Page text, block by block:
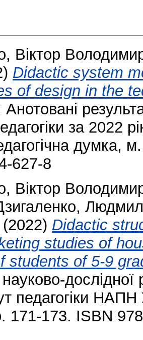
Віктор
Didactic system
of design in the
Анотовані
за 2022
думка,
627-8
Віктор
(2022) Didactic
studies of
students of 5-9
дослідної
педагогіки
171-173. ISBN